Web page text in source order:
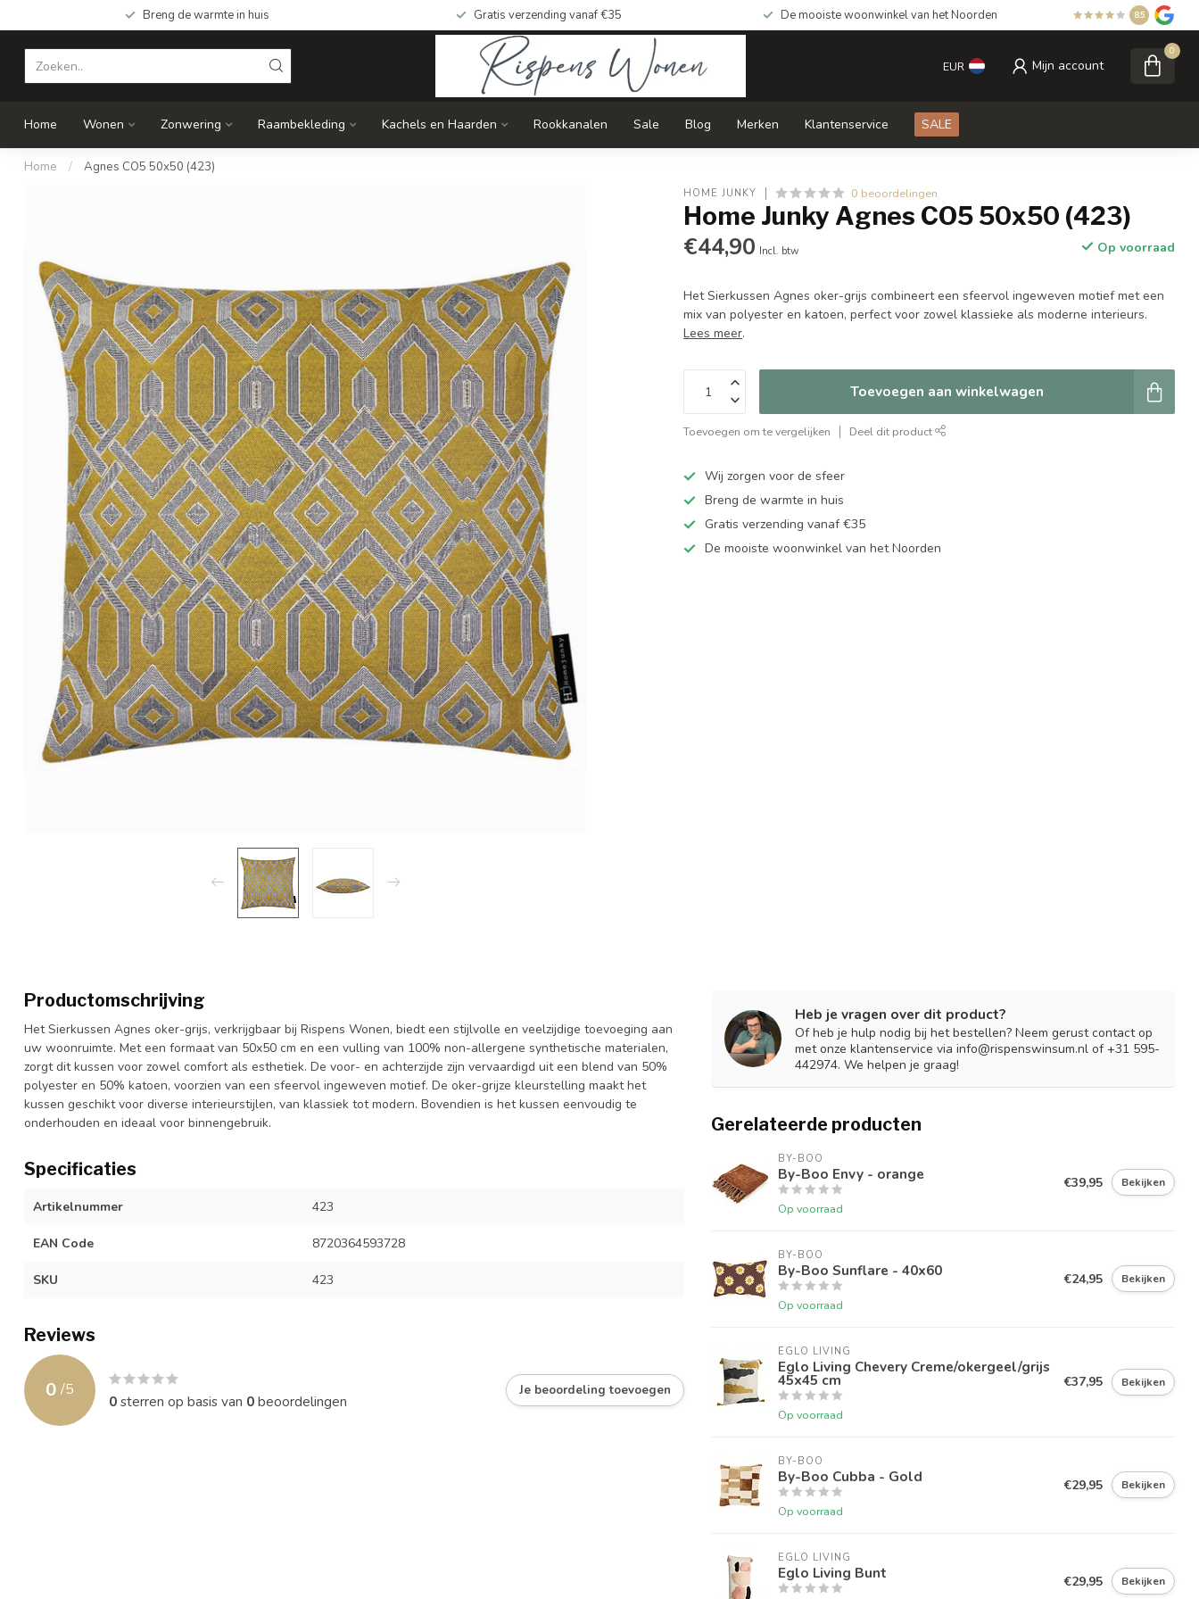
Breng de warmte in huis Gratis verzending vanaf €35 De mooiste woonwinkel van het Noorden 8.5
EUR Mijn account
0
Home Wonen Zonwering Raambekleding Kachels en Haarden Rookkanalen Sale Blog Merken Klantenservice SALE
Home / Agnes CO5 50x50 (423)
HOME JUNKY 0 beoordelingen
Home Junky Agnes CO5 50x50 (423)
€44,90 Incl. btw Op voorraad
Het Sierkussen Agnes oker-grijs combineert een sfeervol ingeweven motief met een
mix van polyester en katoen, perfect voor zowel klassieke als moderne interieurs.
Lees meer.
Toevoegen aan winkelwagen
Toevoegen om te vergelijken Deel dit product
Wij zorgen voor de sfeer
Breng de warmte in huis
Gratis verzending vanaf €35
De mooiste woonwinkel van het Noorden
Productomschrijving
Het Sierkussen Agnes oker-grijs, verkrijgbaar bij Rispens Wonen, biedt een stijlvolle en veelzijdige toevoeging aan
uw woonruimte. Met een formaat van 50x50 cm en een vulling van 100% non-allergene synthetische materialen,
zorgt dit kussen voor zowel comfort als esthetiek. De voor- en achterzijde zijn vervaardigd uit een blend van 50%
polyester en 50% katoen, voorzien van een sfeervol ingeweven motief. De oker-grijze kleurstelling maakt het
kussen geschikt voor diverse interieurstijlen, van klassiek tot modern. Bovendien is het kussen eenvoudig te
onderhouden en ideaal voor binnengebruik.
Specificaties
Artikelnummer 423
EAN Code 8720364593728
SKU 423
Reviews
0 /5
0sterren op basis van 0beoordelingen
Je beoordeling toevoegen
Heb je vragen over dit product?
Of heb je hulp nodig bij het bestellen? Neem gerust contact op
met onze klantenservice via info@rispenswinsum.nl of +31 595-
442974. We helpen je graag!
Gerelateerde producten
BY-BOO
By-Boo Envy - orange
Op voorraad
€39,95 Bekijken
BY-BOO
By-Boo Sunflare - 40x60
Op voorraad
€24,95 Bekijken
EGLO LIVING
Eglo Living Chevery Creme/okergeel/grijs
45x45 cm
Op voorraad
€37,95 Bekijken
BY-BOO
By-Boo Cubba - Gold
Op voorraad
€29,95 Bekijken
EGLO LIVING
Eglo Living Bunt €29,95 Bekijken